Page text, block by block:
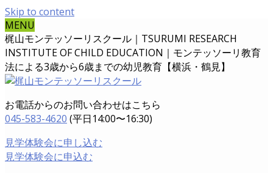
Skip to content
MENU
梶山モンテッソーリスクール｜TSURUMI RESEARCH
INSTITUTE OF CHILD EDUCATION｜ モンテッソーリ教育
法による3歳から6歳までの幼児教育【横浜・鶴見】
お電話からのお問い合わせはこちら
045-583-4620 (平日14:00〜16:30)
見学体験会に申し込む
見学体験会に申込む